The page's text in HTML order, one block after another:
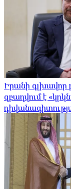
Իրանի գլխավոր
զբաղվում է